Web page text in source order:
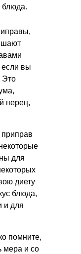
блюда.
если вы
Это
перец,
для
диету
блюда,
и для
помните,
мера и со